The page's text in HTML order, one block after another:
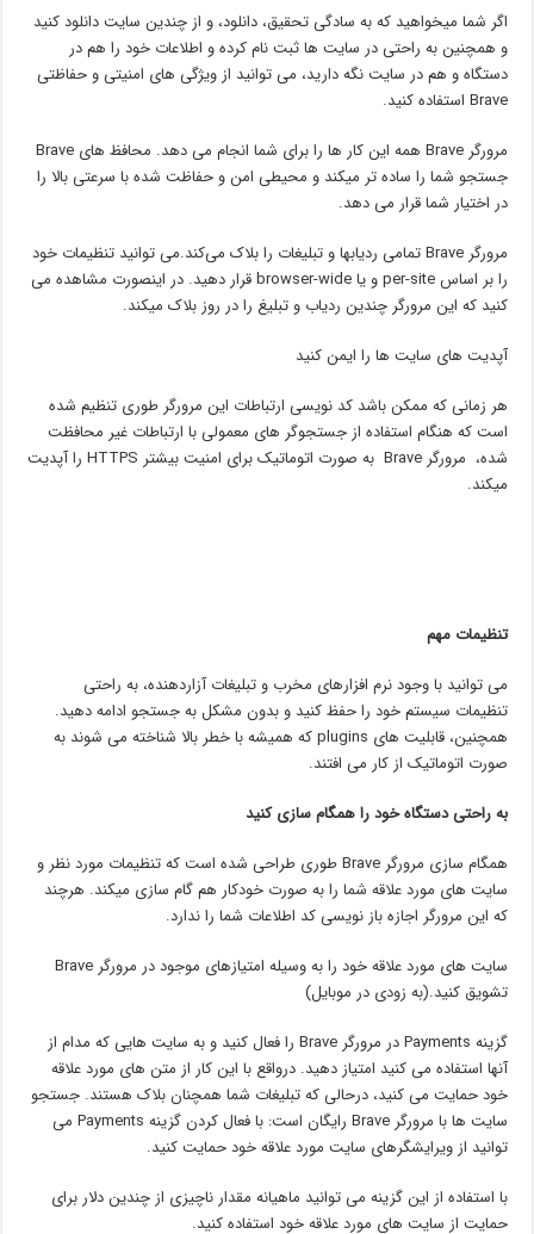
اگر شما میخواهید که به سادگی تحقیق، دانلود، و از چندین سایت دانلود کنید
و همچنین به راحتی در سایت ها ثبت نام کرده و اطلاعات خود را هم در
دستگاه و هم در سایت نگه دارید، می توانید از ویژگی های امنیتی و حفاظتی
Brave استفاده کنید.
مرورگر Brave همه این کار ها را برای شما انجام می دهد. محافظ های Brave
جستجو شما را ساده تر میکند و محیطی امن و حفاظت شده با سرعتی بالا را
در اختیار شما قرار می دهد.
مرورگر Brave تمامی ردیابها و تبلیغات را بلاک می‌کند.می توانید تنظیمات خود
را بر اساس per-site و یا browser-wide قرار دهید. در اینصورت مشاهده می
کنید که این مرورگر چندین ردیاب و تبلیغ را در روز بلاک میکند.
آپدیت های سایت ها را ایمن کنید
هر زمانی که ممکن باشد کد نویسی ارتباطات این مرورگر طوری تنظیم شده
است که هنگام استفاده از جستجوگر های معمولی با ارتباطات غیر محافظت
شده، مرورگر Brave به صورت اتوماتیک برای امنیت بیشتر HTTPS را آپدیت
میکند.
تنظیمات مهم
می توانید با وجود نرم افزارهای مخرب و تبلیغات آزاردهنده، به راحتی
تنظیمات سیستم خود را حفظ کنید و بدون مشکل به جستجو ادامه دهید.
همچنین، قابلیت های plugins که همیشه با خطر بالا شناخته می شوند به
صورت اتوماتیک از کار می افتند.
به راحتی دستگاه خود را همگام سازی کنید
همگام سازی مرورگر Brave طوری طراحی شده است که تنظیمات مورد نظر و
سایت های مورد علاقه شما را به صورت خودکار هم گام سازی میکند. هرچند
که این مرورگر اجازه باز نویسی کد اطلاعات شما را ندارد.
سایت های مورد علاقه خود را به وسیله امتیازهای موجود در مرورگر Brave
تشویق کنید.(به زودی در موبایل)
گزینه Payments در مرورگر Brave را فعال کنید و به سایت هایی که مدام از
آنها استفاده می کنید امتیاز دهید. درواقع با این کار از متن های مورد علاقه
خود حمایت می کنید، درحالی که تبلیغات شما همچنان بلاک هستند. جستجو
سایت ها با مرورگر Brave رایگان است: با فعال کردن گزینه Payments می
توانید از ویرایشگرهای سایت مورد علاقه خود حمایت کنید.
با استفاده از این گزینه می توانید ماهیانه مقدار ناچیزی از چندین دلار برای
حمایت از سایت های مورد علاقه خود استفاده کنید.